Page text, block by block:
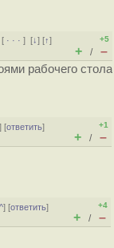
[ · · ·][↓] [↑]
+5
+ / –
рабочего стола
] [ответить]
+1
+ / –
] [ответить]
+4
+ / –